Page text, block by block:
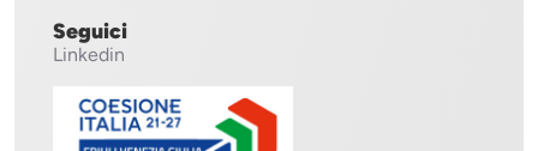
Seguici
Linkedin